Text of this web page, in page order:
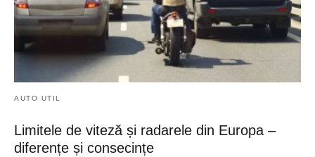
AUTO UTIL
Limitele de viteză și radarele din Europa –
diferențe și consecințe